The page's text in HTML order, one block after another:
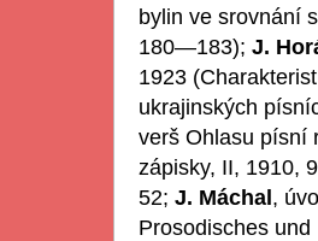
bylin ve srovnání
180―183); J.
1923
ukrajinských
verš Ohlasu písní
zápisky, II, 1910,
52; J. Máchal ,
Prosodisches